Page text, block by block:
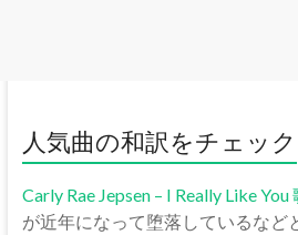
人気曲の和訳をチェック
Carly Rae Jepsen – I Really Like You
が近年になって堕落しているなど